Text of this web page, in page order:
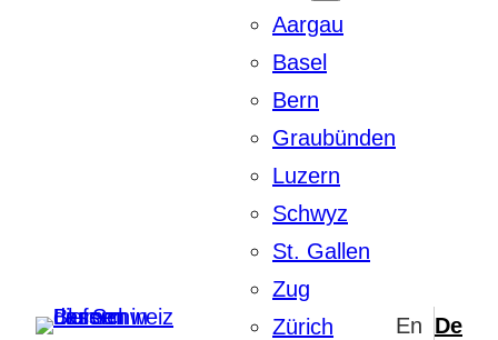
Aargau
Basel
Bern
Graubünden
Luzern
Schwyz
St. Gallen
Zug
Zürich